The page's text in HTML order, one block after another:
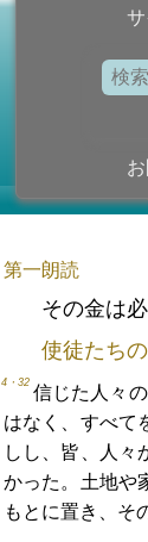
第一朗読
その金は
使徒たち
4・32
信じた人々
はなく、すべて
しし、皆、人々
かった。土地や
もとに置き、そ